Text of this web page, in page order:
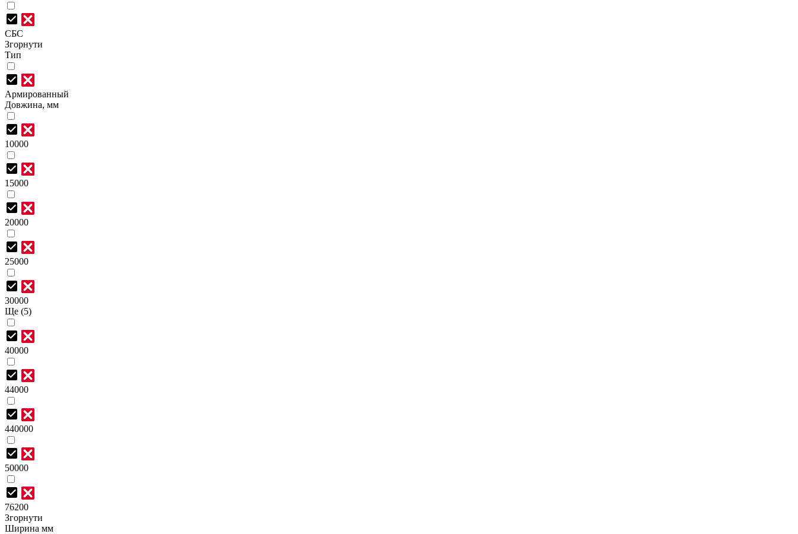
СБС
Згорнути
Тип
Армированный
Довжина, мм
10000
15000
20000
25000
30000
Ще (5)
40000
44000
440000
50000
76200
Згорнути
Ширина мм